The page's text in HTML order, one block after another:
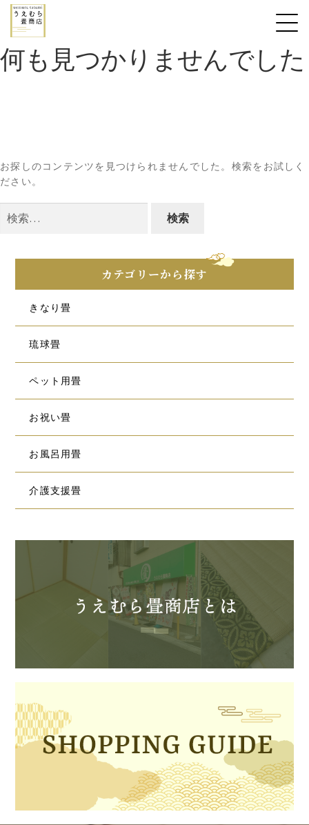
何も見つかりませんでした
お探しのコンテンツを見つけられませんでした。検索をお試しく
ださい。
索:
カテゴリーから探す
きなり畳
琉球畳
ペット用畳
お祝い畳
お風呂用畳
介護支援畳